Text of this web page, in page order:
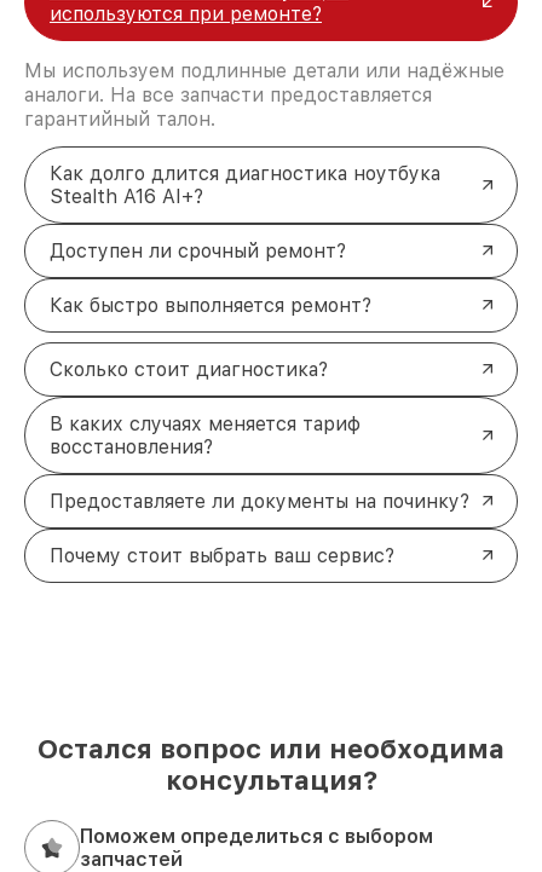
используются при ремонте?
Мы используем подлинные детали или надёжные
аналоги. На все запчасти предоставляется
гарантийный талон.
Как долго длится диагностика ноутбука
Stealth A16 AI+?
Доступен ли срочный ремонт?
Как быстро выполняется ремонт?
Сколько стоит диагностика?
В каких случаях меняется тариф
восстановления?
Предоставляете ли документы на починку?
Почему стоит выбрать ваш сервис?
Остался вопрос или необходима
консультация?
Поможем определиться с выбором
запчастей